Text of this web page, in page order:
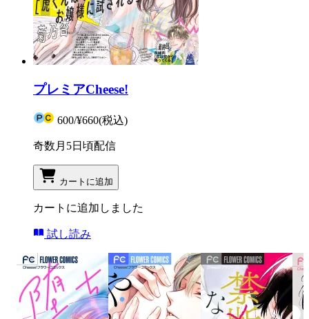
プレミアCheese!
600/¥660(税込)
奇数月5日頃配信
カートに追加
カートに追加しました
試し読み